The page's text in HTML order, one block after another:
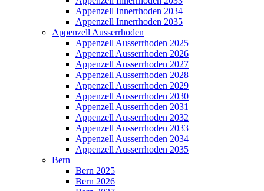
Appenzell Innerrhoden 2034
Appenzell Innerrhoden 2035
Appenzell Ausserrhoden
Appenzell Ausserrhoden 2025
Appenzell Ausserrhoden 2026
Appenzell Ausserrhoden 2027
Appenzell Ausserrhoden 2028
Appenzell Ausserrhoden 2029
Appenzell Ausserrhoden 2030
Appenzell Ausserrhoden 2031
Appenzell Ausserrhoden 2032
Appenzell Ausserrhoden 2033
Appenzell Ausserrhoden 2034
Appenzell Ausserrhoden 2035
Bern
Bern 2025
Bern 2026